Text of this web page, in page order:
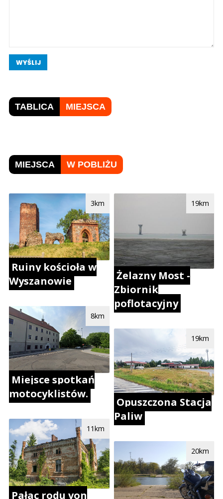
WYŚLIJ
TABLICA MIEJSCA
MIEJSCA W POBLIŻU
Ruiny kościoła w
Wyszanowie
3km
Miejsce spotkań
motocyklistów.
8km
Pałac rodu von
11km
Żelazny Most -
Zbiornik
poflotacyjny
19km
Opuszczona Stacja
Paliw
19km
20km